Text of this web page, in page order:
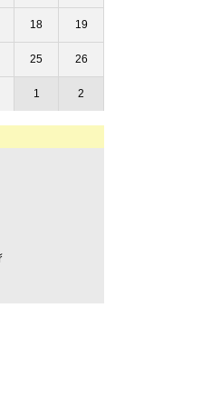
18 19
25 26
1 2